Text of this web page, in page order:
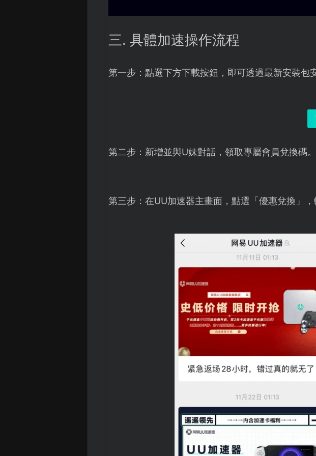
三. 具體加速操作流程
第一步：點選下方下載按鈕，即可透過最新安裝包
第二步：新增並與U妹對話，領取專屬會員兌換碼。
第三步：在UU加速器主畫面，點選「優惠兌換」